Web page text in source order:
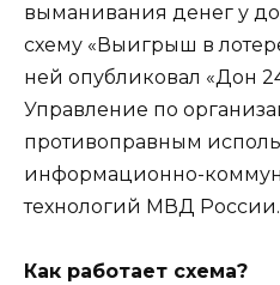
выманивания денег у
схему «Выигрыш в
ней опубликовал «Дон
Управление по
противоправным
информационно-
технологий МВД России.
Как работает схема?